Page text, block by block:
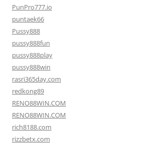
PunPro777.io
puntaek66
Pussy888
pussy888fun
pussy888play
pussy888win
rasri365day.com
redkong89
RENO88WIN.COM
RENO88WIN.COM
rich8188.com
rizzbetx.com